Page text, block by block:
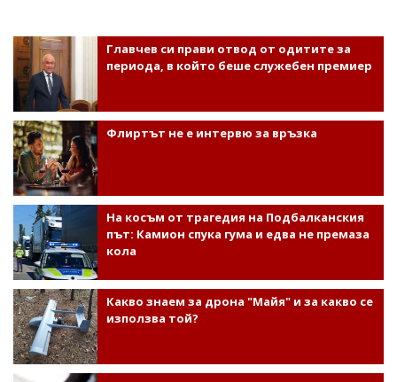
Главчев си прави отвод от одитите за
периода, в който беше служебен премиер
Флиртът не е интервю за връзка
На косъм от трагедия на Подбалканския
път: Камион спука гума и едва не премаза
кола
Какво знаем за дрона "Майя" и за какво се
използва той?